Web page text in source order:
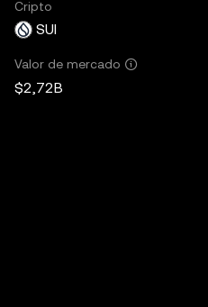
Cripto
SUI
Valor de mercado
$2,72B